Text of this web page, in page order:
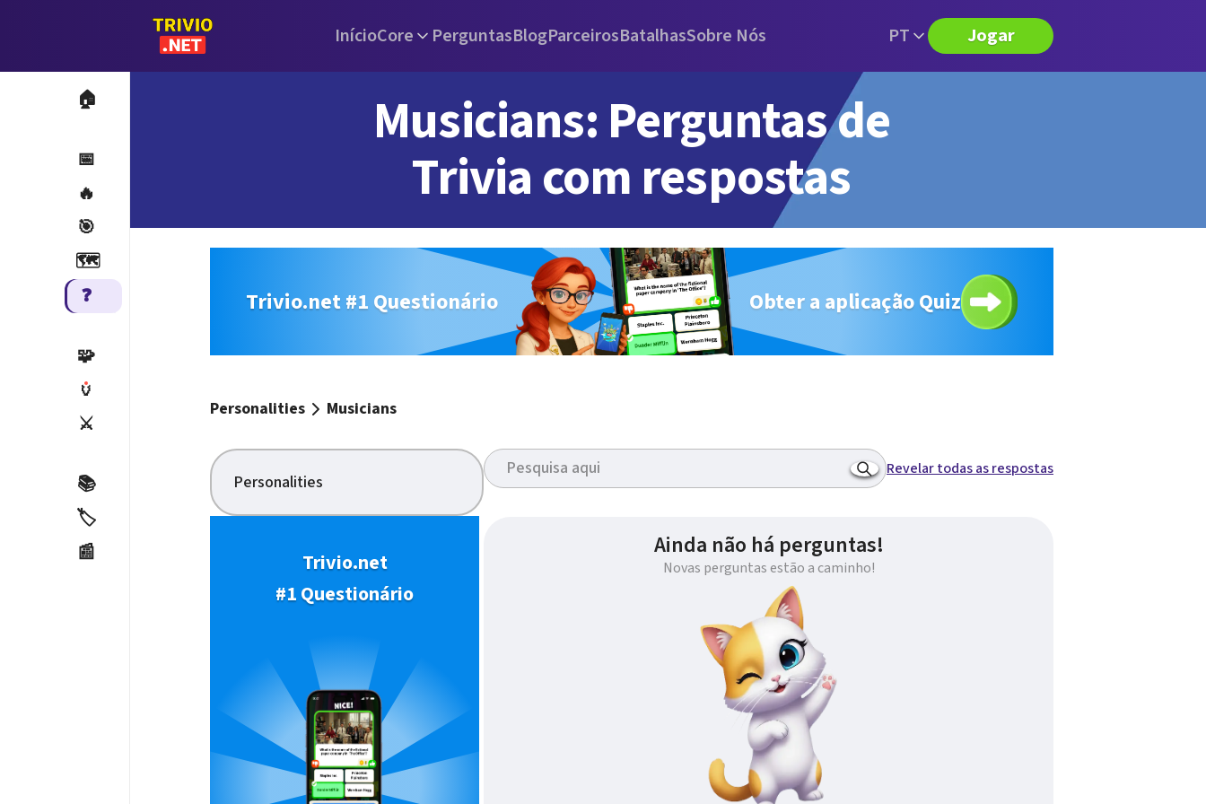
InícioCore PerguntasBlogParceirosBatalhasSobre Nós PT Jogar
🏠
📅
🔥
🎯
🗺️
❓
🧩
🏺
⚔️
📚
🏷️
📰
Musicians: Perguntas de
Trivia com respostas
Trivio.net #1 Questionário Obter a aplicação Quiz
Personalities Musicians
Personalities
Trivio.net
#1 Questionário
Revelar todas as respostas
Ainda não há perguntas!
Novas perguntas estão a caminho!